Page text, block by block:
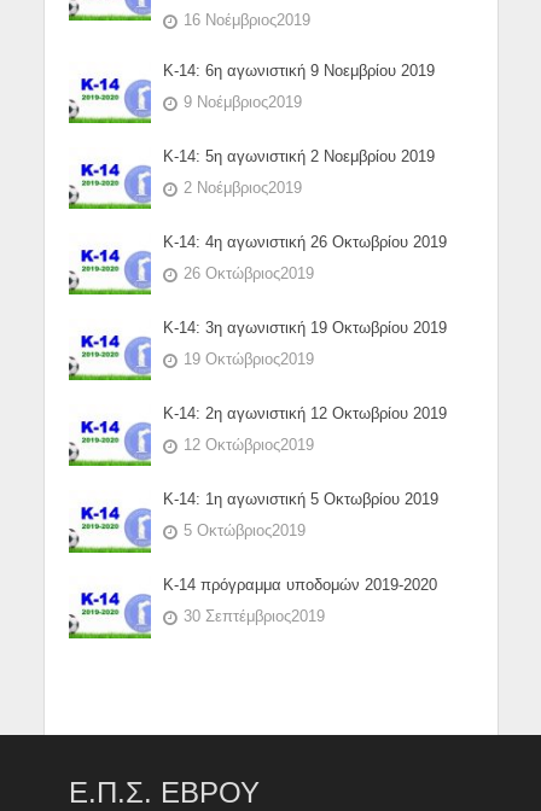
16 Νοέμβριος2019
Κ-14: 6η αγωνιστική 9 Νοεμβρίου 2019
9 Νοέμβριος2019
Κ-14: 5η αγωνιστική 2 Νοεμβρίου 2019
2 Νοέμβριος2019
Κ-14: 4η αγωνιστική 26 Οκτωβρίου 2019
26 Οκτώβριος2019
Κ-14: 3η αγωνιστική 19 Οκτωβρίου 2019
19 Οκτώβριος2019
Κ-14: 2η αγωνιστική 12 Οκτωβρίου 2019
12 Οκτώβριος2019
Κ-14: 1η αγωνιστική 5 Οκτωβρίου 2019
5 Οκτώβριος2019
Κ-14 πρόγραμμα υποδομών 2019-2020
30 Σεπτέμβριος2019
Ε.Π.Σ. ΕΒΡΟΥ